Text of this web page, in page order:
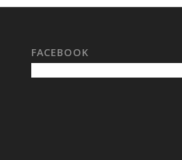
FACEBOOK